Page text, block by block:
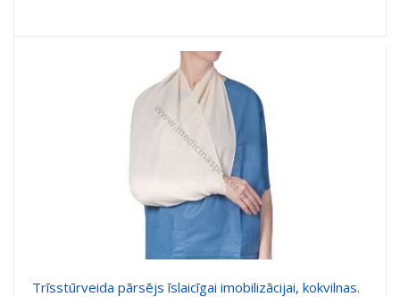
Trīsstūrveida pārsējs īslaicīgai imobilizācijai, kokvilnas.